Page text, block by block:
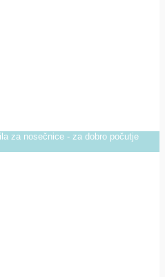
za nosečnice - za dobro počutje